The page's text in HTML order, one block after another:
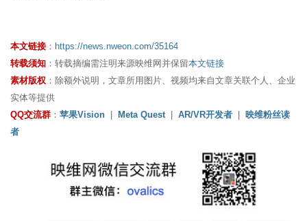
本文链接 ： https://news.nweon.com/35164
转载须知 ：转载摘编需注明来源映维网并保留本文链接
素材版权 ：除额外说明，文章所用图片、视频均来自文章关联个人、企业
实体等提供
QQ交流群 ： 苹果Vision | Meta Quest | AR/VR开发者 | 映维粉丝读
者